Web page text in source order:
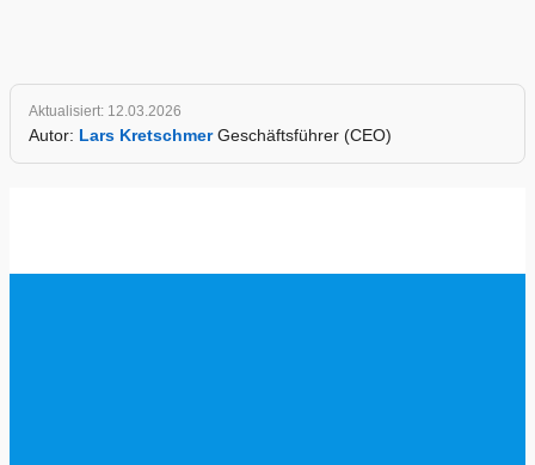
Aktualisiert: 12.03.2026
Autor: Lars KretschmerGeschäftsführer (CEO)